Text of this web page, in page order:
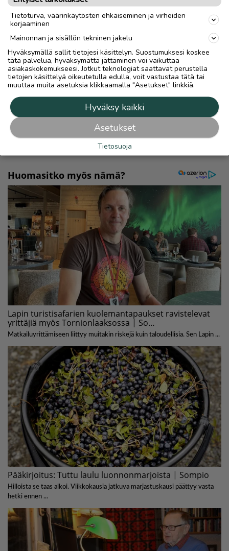
Lue myös
Tietoturva, väärinkäytösten ehkäiseminen ja virheiden
korjaaminen
Mainonnan ja sisällön tekninen jakelu
Hyväksymällä sallit tietojesi käsittelyn. Suostumuksesi koskee
tätä palvelua, hyväksymättä jättäminen voi vaikuttaa
asiakaskokemukseesi. Jotkut teknologiat saattavat perustella
tietojen käsittelyä oikeutetulla edulla, voit vastustaa tätä tai
muuttaa muita asetuksia klikkaamalla "Asetukset" linkkiä.
Hyväksy kaikki
Asetukset
Tietosuoja